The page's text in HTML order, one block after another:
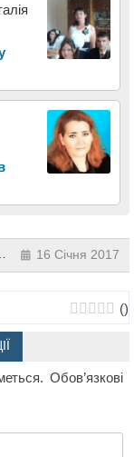
9 клас 16 Січня 2017
()
Обов’язкові